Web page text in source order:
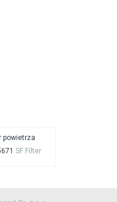
powietrza
SF Filter